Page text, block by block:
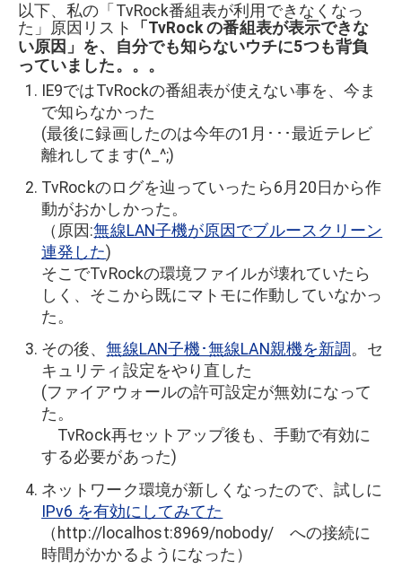
以下、私の「TvRock番組表が利用できなくなっ
た」原因リスト
「TvRock の番組表が表示できな
い原因」を、自分でも知らないウチに5つも背負
っていました。。。
IE9ではTvRockの番組表が使えない事を、今ま
で知らなかった
(最後に録画したのは今年の1月･･･最近テレビ
離れしてます(^_^;)
TvRockのログを辿っていったら6月20日から作
動がおかしかった。
（原因:無線LAN子機が原因でブルースクリーン
連発した)
そこでTvRockの環境ファイルが壊れていたら
しく、そこから既にマトモに作動していなかっ
た。
その後、無線LAN子機･無線LAN親機を新調 。セ
キュリティ設定をやり直した
(ファイアウォールの許可設定が無効になって
た。
TvRock再セットアップ後も、手動で有効に
する必要があった)
ネットワーク環境が新しくなったので、試しに
IPv6 を有効にしてみてた
（http://localhost:8969/nobody/ への接続に
時間がかかるようになった）